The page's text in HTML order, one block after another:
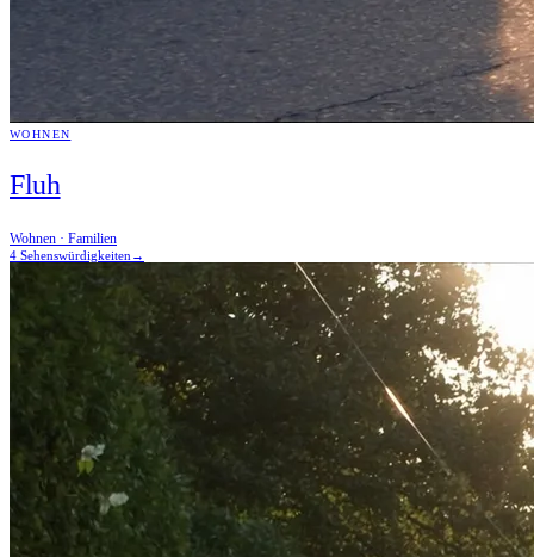
WOHNEN
Fluh
Wohnen · Familien
4 Sehenswürdigkeiten →